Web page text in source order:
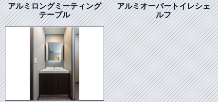
アルミロングミーティング
テーブル
アルミオーバートイレシェ
ルフ